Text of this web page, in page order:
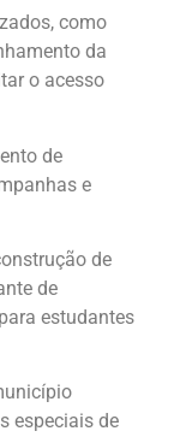
como
da
o acesso
de
e
de
de
estudantes
especiais de